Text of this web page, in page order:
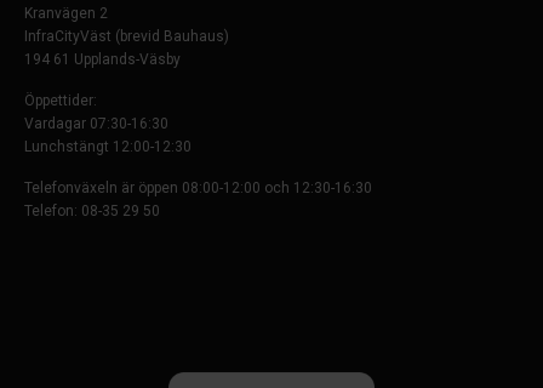
Kranvägen 2
InfraCityVäst (brevid Bauhaus)
194 61 Upplands-Väsby
Öppettider:
Vardagar 07:30-16:30
Lunchstängt 12:00-12:30
Telefonväxeln är öppen 08:00-12:00 och 12:30-16:30
Telefon: 08-35 29 50